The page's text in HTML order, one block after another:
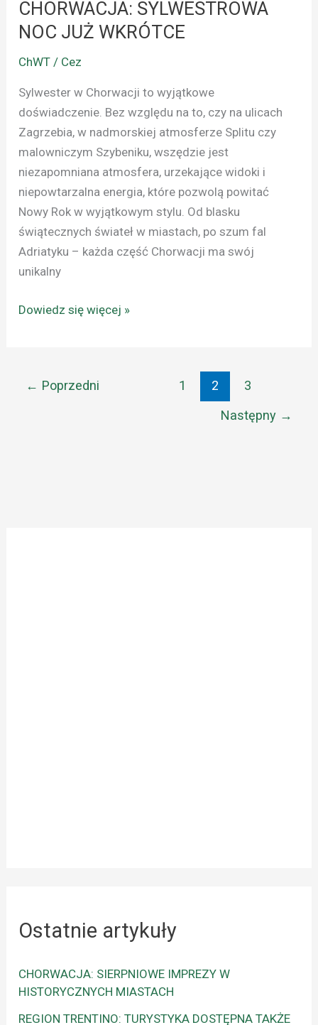
CHORWACJA: SYLWESTROWA
NOC JUŻ WKRÓTCE
ChWT / Cez
Sylwester w Chorwacji to wyjątkowe
doświadczenie. Bez względu na to, czy na ulicach
Zagrzebia, w nadmorskiej atmosferze Splitu czy
malowniczym Szybeniku, wszędzie jest
niezapomniana atmosfera, urzekające widoki i
niepowtarzalna energia, które pozwolą powitać
Nowy Rok w wyjątkowym stylu. Od blasku
świątecznych świateł w miastach, po szum fal
Adriatyku – każda część Chorwacji ma swój
unikalny
Dowiedz się więcej »
← Poprzedni 1 2 3
Następny →
Ostatnie artykuły
CHORWACJA: SIERPNIOWE IMPREZY W
HISTORYCZNYCH MIASTACH
REGION TRENTINO: TURYSTYKA DOSTĘPNA TAKŻE